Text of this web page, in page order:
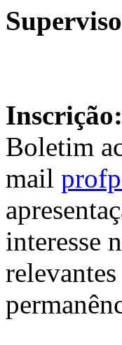
Inscrição:
Boletim
mail
interesse